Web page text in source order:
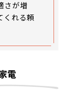
さが増
くれる頼
電